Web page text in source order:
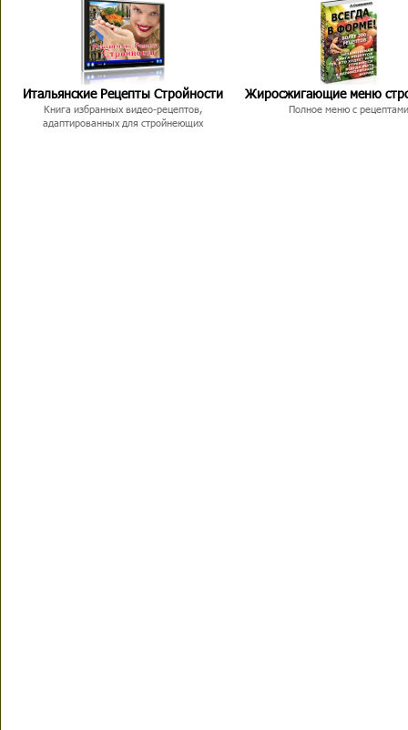
Итальянские Рецепты Стройности
Книга избранных видео-рецептов,
адаптированных для стройнеющих
Жиросжигающие меню
Полное меню с рецептами